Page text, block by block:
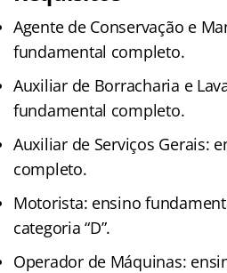
Agente de Conservação e
fundamental completo.
Auxiliar de Borracharia e
fundamental completo.
Auxiliar de Serviços Gerais:
completo.
Motorista: ensino
categoria “D”.
Operador de Máquinas: